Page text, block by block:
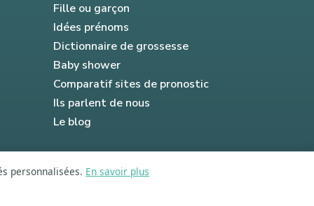
Fille ou garçon
Idées prénoms
Dictionnaire de grossesse
Baby shower
Comparatif sites de pronostic
Ils parlent de nous
Le blog
personnalisées. En savoir plus